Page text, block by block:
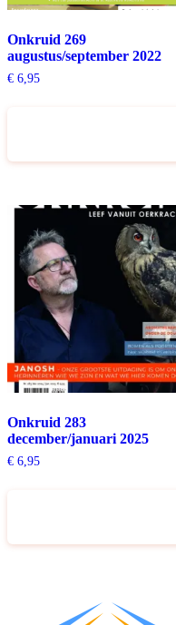
Onkruid 269
augustus/september 2022
€ 6,95
Onkruid 283
december/januari 2025
€ 6,95